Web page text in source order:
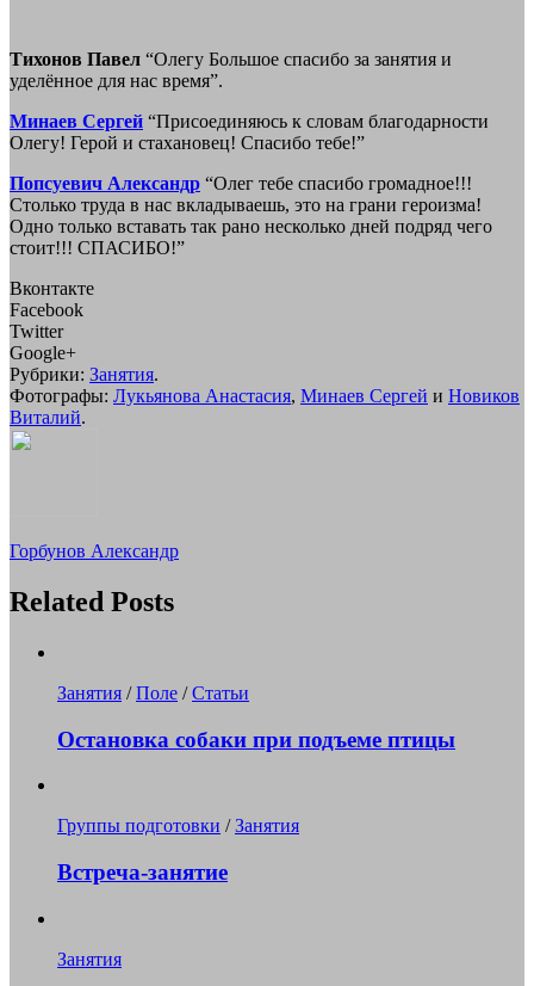
Тихонов Павел “Олегу Большое спасибо за занятия и
уделённое для нас время”.
Минаев Сергей “Присоединяюсь к словам благодарности
Олегу! Герой и стахановец! Спасибо тебе!”
Попсуевич Александр “Олег тебе спасибо громадное!!!
Столько труда в нас вкладываешь, это на грани героизма!
Одно только вставать так рано несколько дней подряд чего
стоит!!! СПАСИБО!”
Вконтакте
Facebook
Twitter
Google+
Рубрики: Занятия.
Фотографы: Лукьянова Анастасия, Минаев Сергей и Новиков
Виталий.
Горбунов Александр
Related Posts
Занятия /Поле /Статьи
Остановка собаки при подъеме птицы
Группы подготовки /Занятия
Встреча-занятие
Занятия